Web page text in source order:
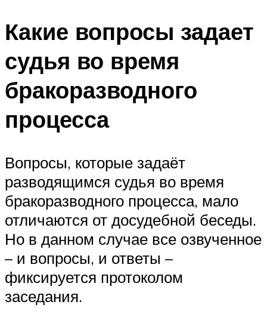
Какие вопросы задает
судья во время
бракоразводного
процесса
Вопросы, которые задаёт
разводящимся судья во время
бракоразводного процесса, мало
отличаются от досудебной беседы.
Но в данном случае все озвученное
– и вопросы, и ответы –
фиксируется протоколом
заседания.